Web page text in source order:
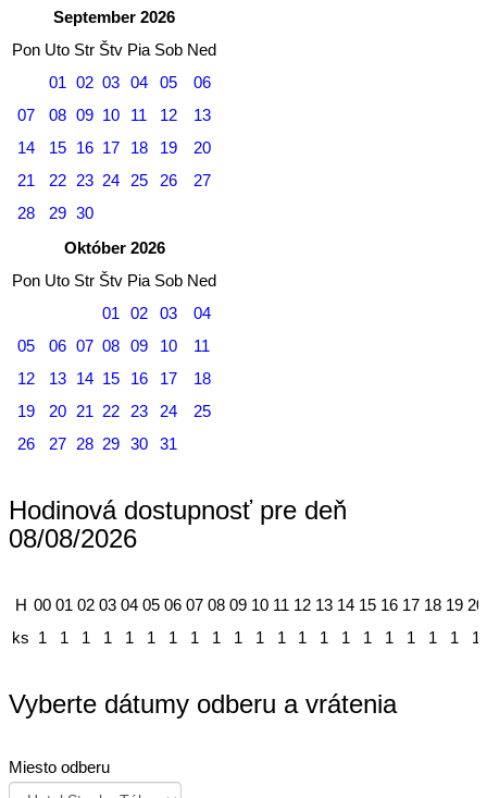
September 2026
Pon Uto Str Štv Pia Sob Ned
01 02 03 04 05
06
07
08 09 10 11 12
13
14
15 16 17 18 19
20
21
22 23 24 25 26
27
28
29 30
Október 2026
Pon Uto Str Štv Pia Sob Ned
01
02 03
04
05
06 07 08 09 10
11
12
13 14 15 16 17
18
19
20 21 22 23 24
25
26
27 28 29 30 31
Hodinová dostupnosť pre deň
08/08/2026
H 00 01 02 03 04 05 06 07 08 09 10 11 12 13 14 15 16 17 18 19 20
ks 1 1 1 1 1 1 1 1 1 1 1 1 1 1 1 1 1 1 1 1 1
Vyberte dátumy odberu a vrátenia
Miesto odberu